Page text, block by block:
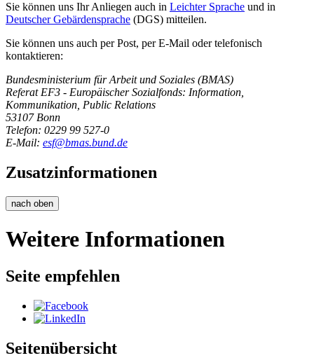
Sie können uns Ihr Anliegen auch in Leichter Sprache und in
Deutscher Gebärdensprache (DGS) mitteilen.
Sie können uns auch per Post, per E-Mail oder telefonisch
kontaktieren:
Bundesministerium für Arbeit und Soziales (BMAS)
Referat EF3 - Europäischer Sozialfonds: Information,
Kommunikation, Public Relations
53107 Bonn
Telefon: 0229 99 527-0
E-Mail: esf@bmas.bund.de
Zusatzinformationen
nach oben
Weitere Informationen
Seite empfehlen
Seitenübersicht